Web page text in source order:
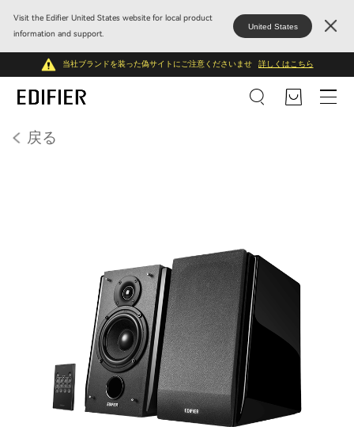
Visit the Edifier United States website for local product
information and support.
United States
当社ブランドを装った偽サイトにご注意くださいませ 詳しくはこちら
戻る